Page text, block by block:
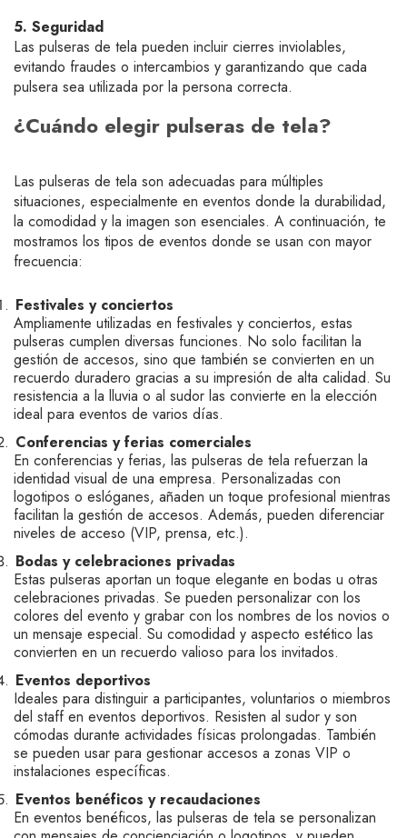
5. Seguridad
Las pulseras de tela pueden incluir cierres inviolables,
evitando fraudes o intercambios y garantizando que cada
pulsera sea utilizada por la persona correcta.
¿Cuándo elegir pulseras de tela?
Las pulseras de tela son adecuadas para múltiples
situaciones, especialmente en eventos donde la durabilidad,
la comodidad y la imagen son esenciales. A continuación, te
mostramos los tipos de eventos donde se usan con mayor
frecuencia:
Festivales y conciertos
Ampliamente utilizadas en festivales y conciertos, estas
pulseras cumplen diversas funciones. No solo facilitan la
gestión de accesos, sino que también se convierten en un
recuerdo duradero gracias a su impresión de alta calidad. Su
resistencia a la lluvia o al sudor las convierte en la elección
ideal para eventos de varios días.
Conferencias y ferias comerciales
En conferencias y ferias, las pulseras de tela refuerzan la
identidad visual de una empresa. Personalizadas con
logotipos o eslóganes, añaden un toque profesional mientras
facilitan la gestión de accesos. Además, pueden diferenciar
niveles de acceso (VIP, prensa, etc.).
Bodas y celebraciones privadas
Estas pulseras aportan un toque elegante en bodas u otras
celebraciones privadas. Se pueden personalizar con los
colores del evento y grabar con los nombres de los novios o
un mensaje especial. Su comodidad y aspecto estético las
convierten en un recuerdo valioso para los invitados.
Eventos deportivos
Ideales para distinguir a participantes, voluntarios o miembros
del staff en eventos deportivos. Resisten al sudor y son
cómodas durante actividades físicas prolongadas. También
se pueden usar para gestionar accesos a zonas VIP o
instalaciones específicas.
Eventos benéficos y recaudaciones
En eventos benéficos, las pulseras de tela se personalizan